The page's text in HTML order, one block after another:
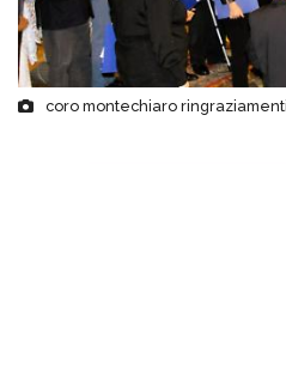
coro montechiaro ringraziamenti